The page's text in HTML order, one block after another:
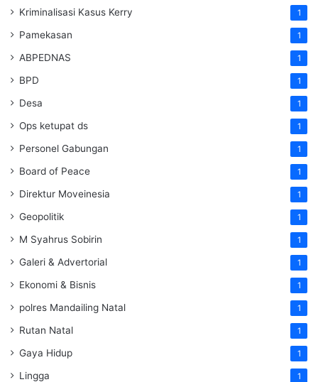
Kriminalisasi Kasus Kerry 1
Pamekasan 1
ABPEDNAS 1
BPD 1
Desa 1
Ops ketupat ds 1
Personel Gabungan 1
Board of Peace 1
Direktur Moveinesia 1
Geopolitik 1
M Syahrus Sobirin 1
Galeri & Advertorial 1
Ekonomi & Bisnis 1
polres Mandailing Natal 1
Rutan Natal 1
Gaya Hidup 1
Lingga 1